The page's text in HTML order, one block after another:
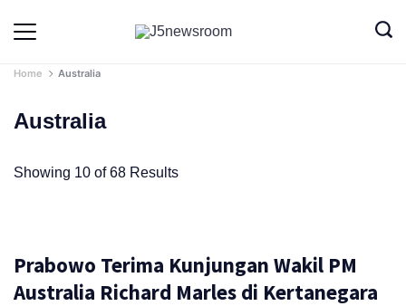
content
Home Australia
Australia
Showing 10 of 68 Results
Prabowo Terima Kunjungan Wakil PM
Australia Richard Marles di Kertanegara